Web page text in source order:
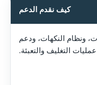
كيف نقدم الدعم
ونظام النكهات، ودعم
عمليات التغليف والتعبئة.